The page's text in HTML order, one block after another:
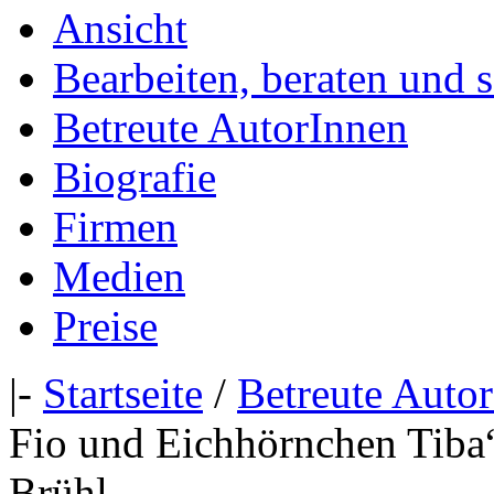
Ansicht
Bearbeiten, beraten und
Betreute AutorInnen
Biografie
Firmen
Medien
Preise
|- Startseite / Betreute
Fio und Eichhörnchen